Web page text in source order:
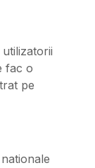
fac o
pe